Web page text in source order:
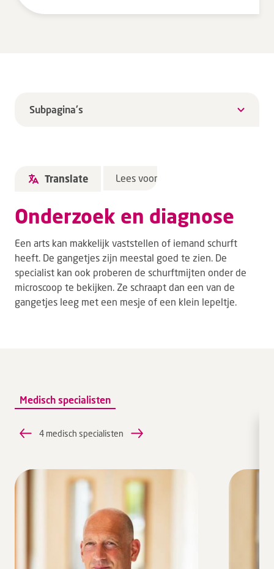
Subpagina's
Translate Lees voor
Onderzoek en diagnose
Een arts kan makkelijk vaststellen of iemand schurft
heeft. De gangetjes zijn meestal goed te zien. De
specialist kan ook proberen de schurftmijten onder de
microscoop te bekijken. Ze schraapt dan een van de
gangetjes leeg met een mesje of een klein lepeltje.
Medisch specialisten
4 medisch specialisten